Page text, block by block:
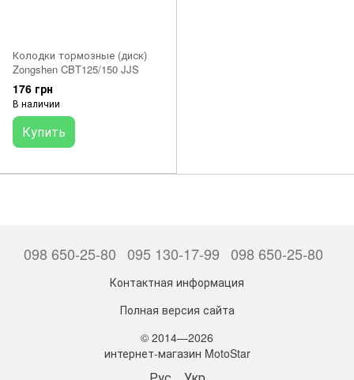
Колодки тормозные (диск)
Zongshen CBT125/150 JJS
176 грн
В наличии
Купить
098 650-25-80 095 130-17-99 098 650-25-80
Контактная информация
Полная версия сайта
© 2014—2026
интернет-магазин MotoStar